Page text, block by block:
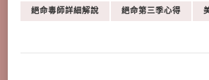
絕命毒師詳細解說 絕命第三季心得